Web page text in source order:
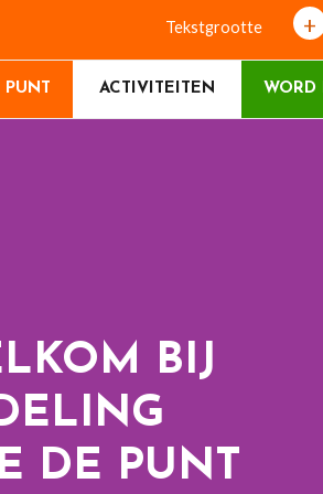
Tekstgrootte +
ACTIVITEITEN WORD
BIJ
DE PUNT